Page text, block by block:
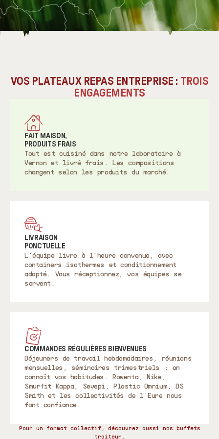
VOS PLATEAUX REPAS ENTREPRISE : TROIS
ENGAGEMENTS
FAIT MAISON,
PRODUITS FRAIS
Tout est cuisiné dans notre laboratoire à
Vernon et livré frais. Les compositions
changent selon les produits du marché.
LIVRAISON
PONCTUELLE
L'équipe livre à l'heure convenue, avec
containers isothermes et conditionnement
adapté. Vous réceptionnez, vos équipes se
servent.
COMMANDES RÉGULIÈRES BIENVENUES
Déjeuners de travail hebdomadaires, réunions
mensuelles, séminaires trimestriels : on
connaît vos habitudes. Rowenta, Nike,
Smurfit Kappa, Sevepi, Plastic Omnium, DS
Smith et les collectivités de l'Eure nous
font confiance.
Pour un format collectif, découvrez aussi nos buffets
traiteur.